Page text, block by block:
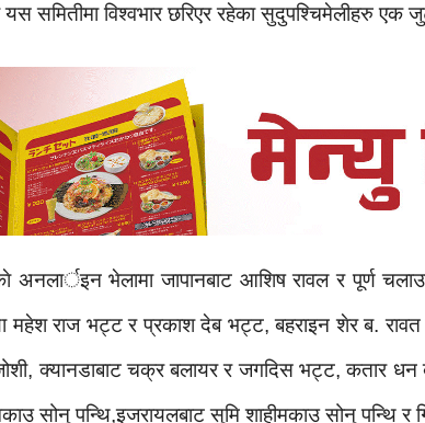
यस समितीमा विश्वभार छरिएर रहेका सुदुपश्चिमेलीहरु एक
अनलार्इन भेलामा जापानबाट आशिष रावल र पूर्ण
महेश राज भट्ट र प्रकाश देब भट्ट, बहराइन शेर ब.
क्यानडाबाट चक्र बलायर र जगदिस भट्ट, कतार धन
सोनु पन्थि,इजरायलबाट सुमि शाहीमकाउ सोनु पन्थि